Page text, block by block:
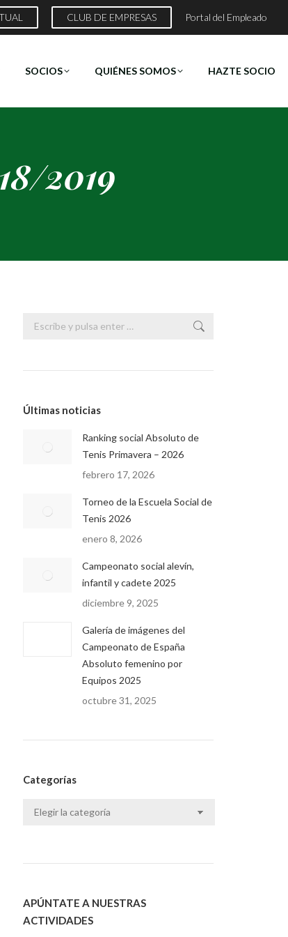
CLUB DE EMPRESAS Portal del Empleado
SOCIOS QUIÉNES SOMOS HAZTE SOCIO
2019
Buscar:
Últimas noticias
Ranking social Absoluto de
Tenis Primavera – 2026
febrero 17, 2026
Torneo de la Escuela Social de
Tenis 2026
enero 8, 2026
Campeonato social alevín,
infantil y cadete 2025
diciembre 9, 2025
Galería de imágenes del
Campeonato de España
Absoluto femenino por
Equipos 2025
octubre 31, 2025
Categorías
Categorías
APÚNTATE A NUESTRAS
ACTIVIDADES